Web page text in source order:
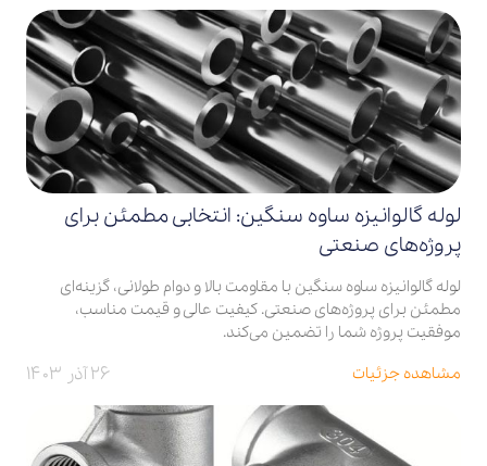
لوله گالوانیزه ساوه سنگین: انتخابی مطمئن برای
پروژه‌های صنعتی
لوله گالوانیزه ساوه سنگین با مقاومت بالا و دوام طولانی، گزینه‌ای
مطمئن برای پروژه‌های صنعتی. کیفیت عالی و قیمت مناسب،
موفقیت پروژه شما را تضمین می‌کند.
مشاهده جزئیات
۲۶ آذر ۱۴۰۳